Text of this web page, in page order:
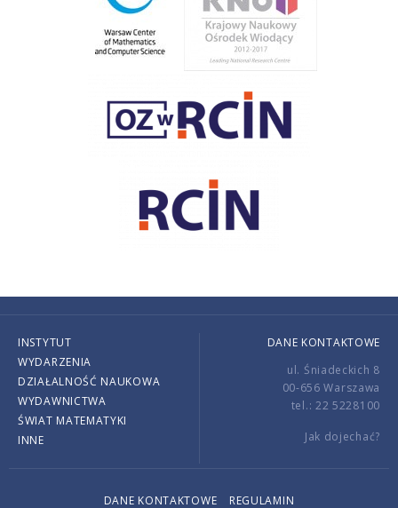
INSTYTUT
WYDARZENIA
DZIAŁALNOŚĆ NAUKOWA
WYDAWNICTWA
ŚWIAT MATEMATYKI
INNE
DANE KONTAKTOWE
ul. Śniadeckich 8
00-656 Warszawa
tel.: 22 5228100
Jak dojechać?
DANE KONTAKTOWE REGULAMIN